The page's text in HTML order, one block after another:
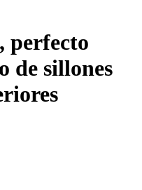
perfecto
de sillones